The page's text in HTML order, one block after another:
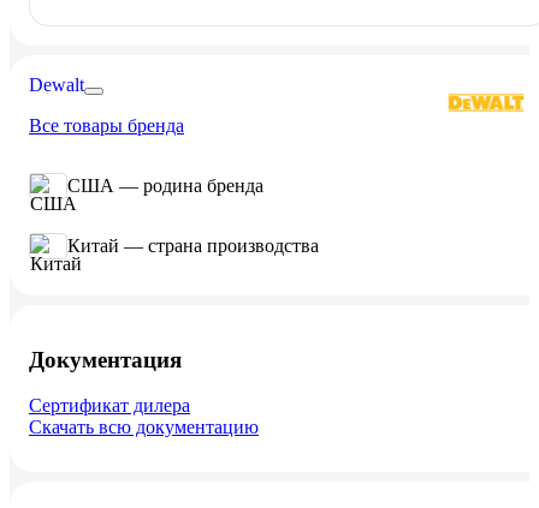
Dewalt
Все товары бренда
США — родина бренда
Китай — страна производства
Документация
Сертификат дилера
Скачать всю документацию